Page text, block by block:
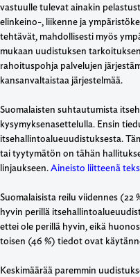
vastuulle tulevat ainakin
elinkeino-, liikenne ja
tehtävät, mahdollisesti myös
mukaan uudistuksen
rahoituspohja palvelujen
kansanvaltaistaa järjestelmää.
Suomalaisten suhtautumista
kysymyksenasettelulla. Ensin
itsehallintoalueuudistuksesta.
tai tyytymätön on tähän
linjaukseen.Aineisto liitteenä
Suomalaisista reilu viidennes (22
hyvin perillä
ettei ole perillä hyvin, eikä
toisen (46 %) tiedot ovat
Keskimäärää paremmin